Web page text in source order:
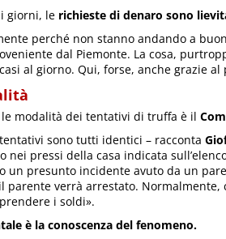
giorni, le richieste di denaro sono
perché non stanno andando a
dal Piemonte. La cosa,
al giorno. Qui, forse, anche grazie
le modalità dei tentativi di truffa è il
sono tutti identici – racconta
nei pressi della casa indicata
un presunto incidente avuto da un
parente verrà arrestato. Normalmente,
i soldi».
è la conoscenza del fenomeno.